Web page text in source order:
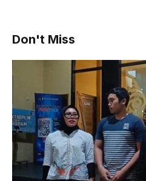
Don't Miss